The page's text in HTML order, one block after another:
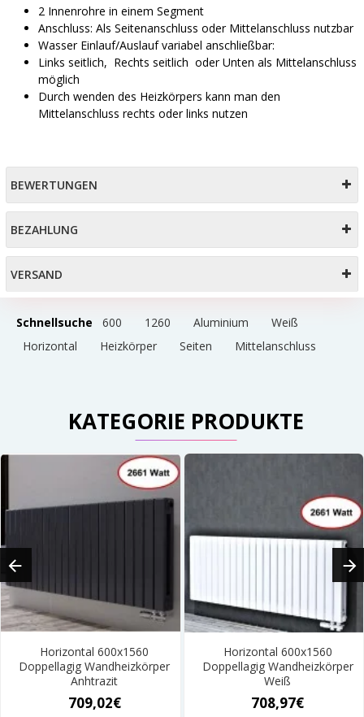
2 Innenrohre in einem Segment
Anschluss: Als Seitenanschluss oder Mittelanschluss nutzbar
Wasser Einlauf/Auslauf variabel anschließbar:
Links seitlich, Rechts seitlich oder Unten als Mittelanschluss
möglich
Durch wenden des Heizkörpers kann man den
Mittelanschluss rechts oder links nutzen
BEWERTUNGEN
BEZAHLUNG
VERSAND
Schnellsuche 600 1260 Aluminium
Weiß
Horizontal
Heizkörper Seiten Mittelanschluss
KATEGORIE PRODUKTE
Horizontal 600x1560
Doppellagig Wandheizkörper
Anhtrazit
709,02€
Horizontal 600x1560
Doppellagig Wandheizkörper
Weiß
708,97€